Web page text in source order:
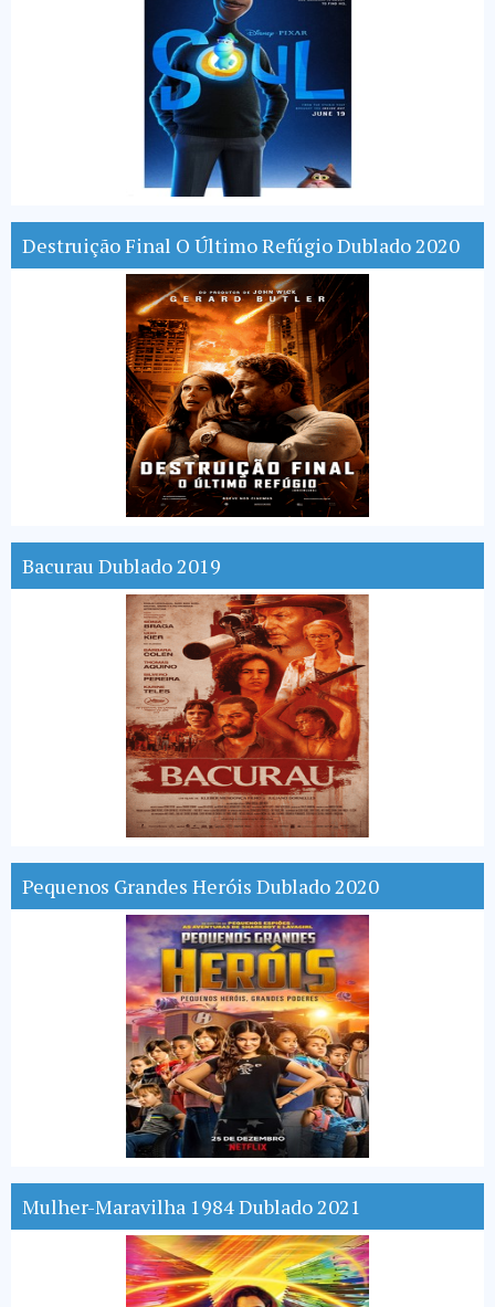
Destruição Final O Último Refúgio Dublado 2020
Bacurau Dublado 2019
Pequenos Grandes Heróis Dublado 2020
Mulher-Maravilha 1984 Dublado 2021